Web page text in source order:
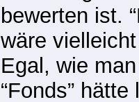
wobei
taktisch
bewerten ist.
wäre